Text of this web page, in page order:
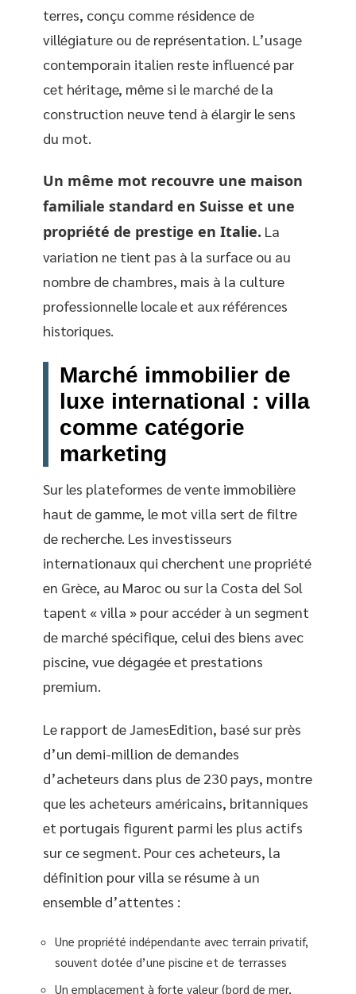
terres, conçu comme résidence de
villégiature ou de représentation. L’usage
contemporain italien reste influencé par
cet héritage, même si le marché de la
construction neuve tend à élargir le sens
du mot.
Un même mot recouvre une maison
familiale standard en Suisse et une
propriété de prestige en Italie. La
variation ne tient pas à la surface ou au
nombre de chambres, mais à la culture
professionnelle locale et aux références
historiques.
Marché immobilier de
luxe international : villa
comme catégorie
marketing
Sur les plateformes de vente immobilière
haut de gamme, le mot villa sert de filtre
de recherche. Les investisseurs
internationaux qui cherchent une propriété
en Grèce, au Maroc ou sur la Costa del Sol
tapent « villa » pour accéder à un segment
de marché spécifique, celui des biens avec
piscine, vue dégagée et prestations
premium.
Le rapport de JamesEdition, basé sur près
d’un demi-million de demandes
d’acheteurs dans plus de 230 pays, montre
que les acheteurs américains, britanniques
et portugais figurent parmi les plus actifs
sur ce segment. Pour ces acheteurs, la
définition pour villa se résume à un
ensemble d’attentes :
Une propriété indépendante avec terrain privatif,
souvent dotée d’une piscine et de terrasses
Un emplacement à forte valeur (bord de mer,